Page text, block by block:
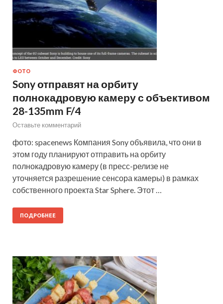
ФОТО
Sony отправят на орбиту
полнокадровую камеру с объективом
28-135mm F/4
Оставьте комментарий
фото: spacenews Компания Sony объявила, что они в
этом году планируют отправить на орбиту
полнокадровую камеру (в пресс-релизе не
уточняется разрешение сенсора камеры) в рамках
собственного проекта Star Sphere. Этот …
ПОДРОБНЕЕ